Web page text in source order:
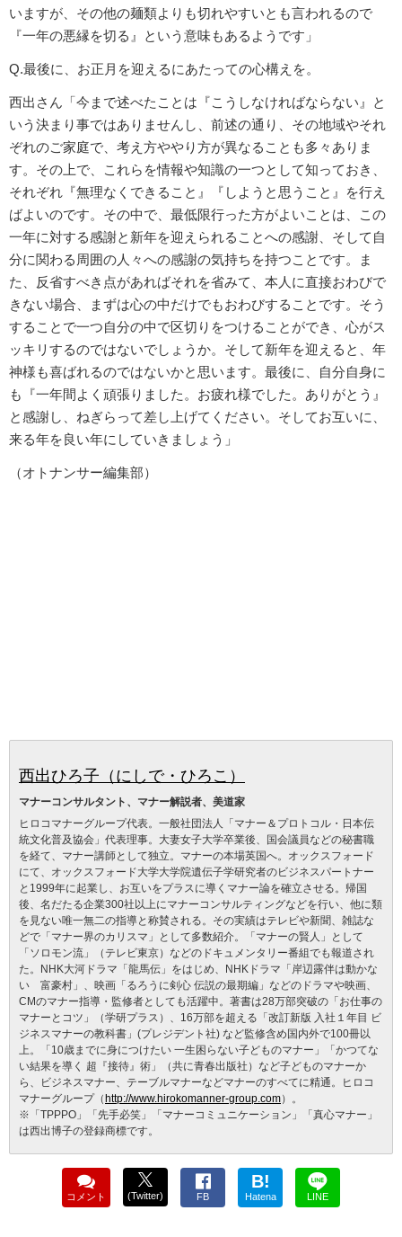
いますが、その他の麺類よりも切れやすいとも言われるので
『一年の悪縁を切る』という意味もあるようです」
Q.最後に、お正月を迎えるにあたっての心構えを。
西出さん「今まで述べたことは『こうしなければならない』と
いう決まり事ではありませんし、前述の通り、その地域やそれ
ぞれのご家庭で、考え方ややり方が異なることも多々ありま
す。その上で、これらを情報や知識の一つとして知っておき、
それぞれ『無理なくできること』『しようと思うこと』を行え
ばよいのです。その中で、最低限行った方がよいことは、この
一年に対する感謝と新年を迎えられることへの感謝、そして自
分に関わる周囲の人々への感謝の気持ちを持つことです。ま
た、反省すべき点があればそれを省みて、本人に直接おわびで
きない場合、まずは心の中だけでもおわびすることです。そう
することで一つ自分の中で区切りをつけることができ、心がス
ッキリするのではないでしょうか。そして新年を迎えると、年
神様も喜ばれるのではないかと思います。最後に、自分自身に
も『一年間よく頑張りました。お疲れ様でした。ありがとう』
と感謝し、ねぎらって差し上げてください。そしてお互いに、
来る年を良い年にしていきましょう」
（オトナンサー編集部）
西出ひろ子（にしで・ひろこ）
マナーコンサルタント、マナー解説者、美道家
ヒロコマナーグループ代表。一般社団法人「マナー＆プロトコル・日本伝
統文化普及協会」代表理事。大妻女子大学卒業後、国会議員などの秘書職
を経て、マナー講師として独立。マナーの本場英国へ。オックスフォード
にて、オックスフォード大学大学院遺伝子学研究者のビジネスパートナー
と1999年に起業し、お互いをプラスに導くマナー論を確立させる。帰国
後、名だたる企業300社以上にマナーコンサルティングなどを行い、他に類
を見ない唯一無二の指導と称賛される。その実績はテレビや新聞、雑誌な
どで「マナー界のカリスマ」として多数紹介。「マナーの賢人」として
「ソロモン流」（テレビ東京）などのドキュメンタリー番組でも報道され
た。NHK大河ドラマ「龍馬伝」をはじめ、NHKドラマ「岸辺露伴は動かな
い 富豪村」、映画「るろうに剣心 伝説の最期編」などのドラマや映画、
CMのマナー指導・監修者としても活躍中。著書は28万部突破の「お仕事の
マナーとコツ」（学研プラス）、16万部を超える「改訂新版 入社１年目 ビ
ジネスマナーの教科書」(プレジデント社) など監修含め国内外で100冊以
上。「10歳までに身につけたい 一生困らない子どものマナー」「かつてな
い結果を導く 超『接待』術」（共に青春出版社）など子どものマナーか
ら、ビジネスマナー、テーブルマナーなどマナーのすべてに精通。ヒロコ
マナーグループ（ http://www.hirokomanner-group.com）。
※「TPPPO」「先手必笑」「マナーコミュニケーション」「真心マナー」
は西出博子の登録商標です。
コメント (Twitter) FB
B!
Hatena LINE